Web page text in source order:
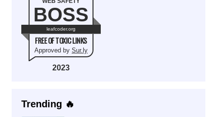
BOSS
leafcoder.org
FREE OF TOXIC LINKS
Approved by Sur.ly
2023
Trending 🔥